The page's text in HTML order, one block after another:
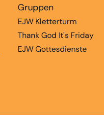
Gruppen
EJW Kletterturm
Thank God It's Friday
EJW Gottesdienste